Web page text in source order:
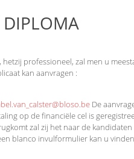
DIPLOMA
professioneel, zal men u
kan aanvragen :
De
op de financiële cel is
zal zij het naar de
blanco invulformulier kan u